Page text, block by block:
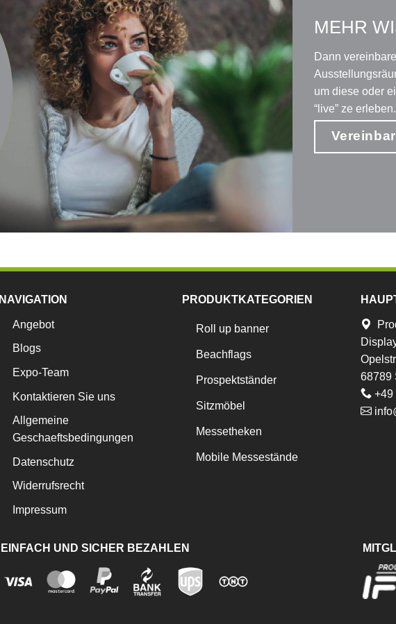
MEHR
Dann
um diese oder
“live” ze erleben.
NAVIGATION
Angebot
Blogs
Expo-Team
Kontaktieren Sie uns
Allgemeine
Geschaeftsbedingungen
Datenschutz
Widerrufsrecht
Impressum
PRODUKTKATEGORIEN
Roll up banner
Beachflags
Prospektständer
Sitzmöbel
Messetheken
Mobile Messestände
68789
+49
EINFACH UND SICHER BEZAHLEN